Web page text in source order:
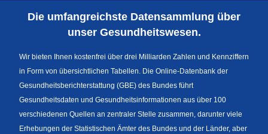
Sprachumschaltung
Fußzeile
Die umfangreichste Datensammlung über
unser Gesundheitswesen.
Wir bieten Ihnen kostenfrei über drei Milliarden Zahlen und Kennziffern
in Form von übersichtlichen Tabellen. Die Online-Datenbank der
Gesundheitsberichterstattung (GBE) des Bundes führt
Gesundheitsdaten und Gesundheitsinformationen aus über 100
verschiedenen Quellen an zentraler Stelle zusammen, darunter viele
Erhebungen der Statistischen Ämter des Bundes und der Länder, aber